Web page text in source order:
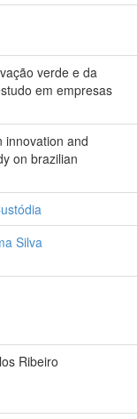
verde e da
em empresas
innovation and
on brazilian
Silva
Ribeiro